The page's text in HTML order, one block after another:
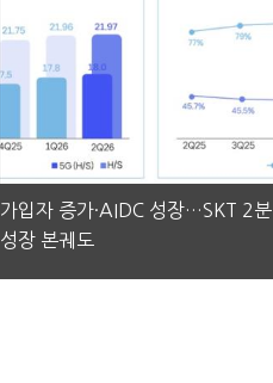
가입자 증가·AIDC 성장…SKT 2
성장 본궤도